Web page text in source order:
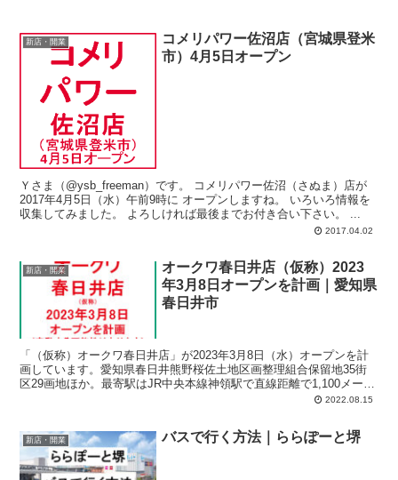
新店・開業
コメリパワー佐沼店（宮城県登米
市）4月5日オープン
Ｙさま（@ysb_freeman）です。 コメリパワー佐沼（さぬま）店が
2017年4月5日（水）午前9時に オープンしますね。 いろいろ情報を
収集してみました。 よろしければ最後までお付き合い下さい。 ...
2017.04.02
新店・開業
オークワ春日井店（仮称）2023
年3月8日オープンを計画｜愛知県
春日井市
「（仮称）オークワ春日井店」が2023年3月8日（水）オープンを計
画しています。愛知県春日井熊野桜佐土地区画整理組合保留地35街
区29画地ほか。最寄駅はJR中央本線神領駅で直線距離で1,100メート
ル。計画では、店舗面積：3,259平方メートル、駐車場：131台、駐
2022.08.15
新店・開業 バスで行く方法｜ららぽーと堺